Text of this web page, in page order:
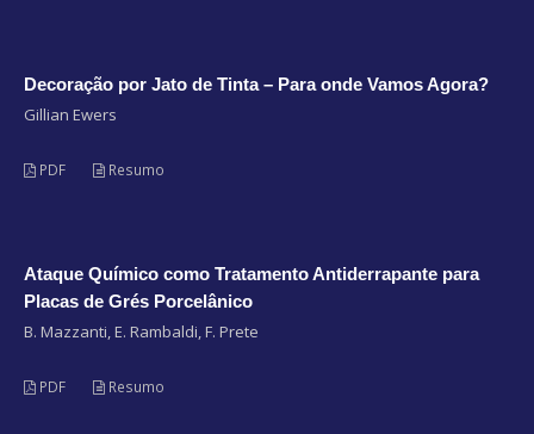
Decoração por Jato de Tinta – Para onde Vamos Agora?
Gillian Ewers
PDF Resumo
Ataque Químico como Tratamento Antiderrapante para
Placas de Grés Porcelânico
B. Mazzanti, E. Rambaldi, F. Prete
PDF Resumo